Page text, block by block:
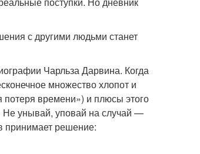
с другими людьми станет
Чарльза Дарвина. Когда
множество хлопот и
времени») и плюсы этого
Не унывай, уповай на случай —
принимает решение: